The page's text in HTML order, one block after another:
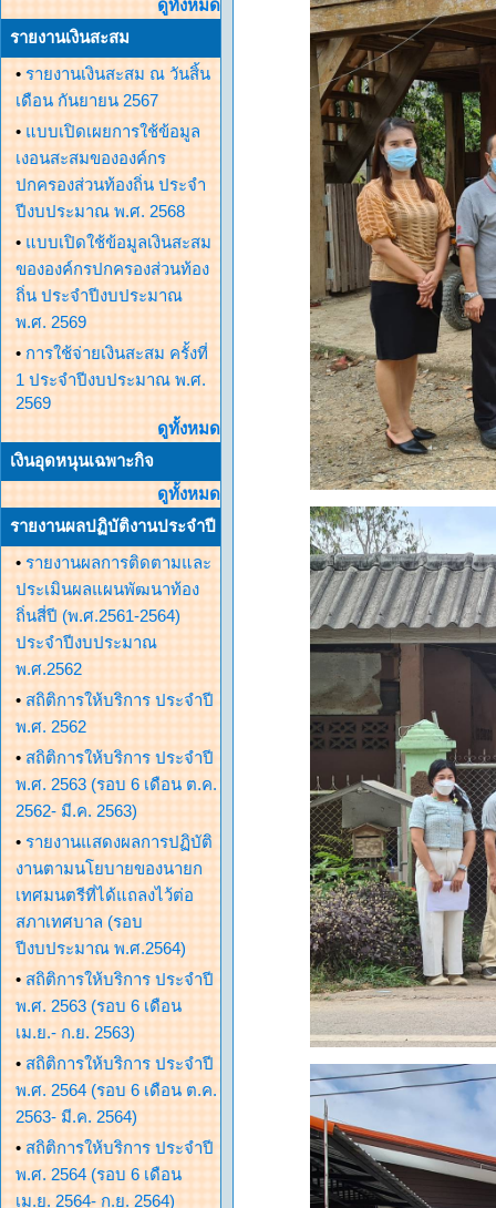
ดูทั้งหมด
รายงานเงินสะสม
• รายงานเงินสะสม ณ วันสิ้น
เดือน กันยายน 2567
• แบบเปิดเผยการใช้ข้อมูล
เงอนสะสมขององค์กร
ปกครองส่วนท้องถิ่น ประจำ
ปีงบประมาณ พ.ศ. 2568
• แบบเปิดใช้ข้อมูลเงินสะสม
ขององค์กรปกครองส่วนท้อง
ถิ่น ประจำปีงบประมาณ
พ.ศ. 2569
• การใช้จ่ายเงินสะสม ครั้งที่
1 ประจำปีงบประมาณ พ.ศ.
2569
ดูทั้งหมด
เงินอุดหนุนเฉพาะกิจ
ดูทั้งหมด
รายงานผลปฏิบัติงานประจำปี
• รายงานผลการติดตามและ
ประเมินผลแผนพัฒนาท้อง
ถิ่นสี่ปี (พ.ศ.2561-2564)
ประจำปีงบประมาณ
พ.ศ.2562
• สถิติการให้บริการ ประจำปี
พ.ศ. 2562
• สถิติการให้บริการ ประจำปี
พ.ศ. 2563 (รอบ 6 เดือน ต.ค.
2562- มี.ค. 2563)
• รายงานแสดงผลการปฏิบัติ
งานตามนโยบายของนายก
เทศมนตรีที่ได้แถลงไว้ต่อ
สภาเทศบาล (รอบ
ปีงบประมาณ พ.ศ.2564)
• สถิติการให้บริการ ประจำปี
พ.ศ. 2563 (รอบ 6 เดือน
เม.ย.- ก.ย. 2563)
• สถิติการให้บริการ ประจำปี
พ.ศ. 2564 (รอบ 6 เดือน ต.ค.
2563- มี.ค. 2564)
• สถิติการให้บริการ ประจำปี
พ.ศ. 2564 (รอบ 6 เดือน
เม.ย. 2564- ก.ย. 2564)